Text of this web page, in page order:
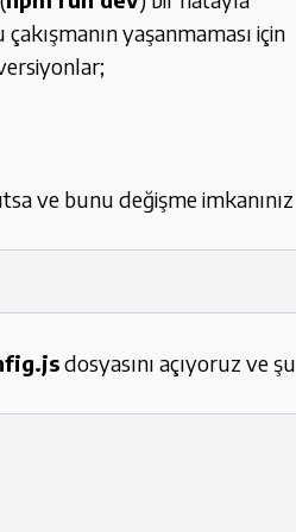
çakışmanın yaşanmaması için
ve bunu değişme imkanınız
dosyasını açıyoruz ve şu